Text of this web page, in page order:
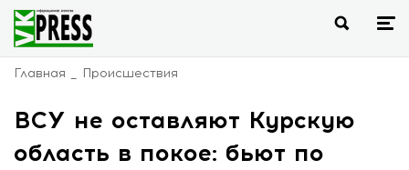
Главная Происшествия
ВСУ не оставляют Курскую
область в покое: бьют по